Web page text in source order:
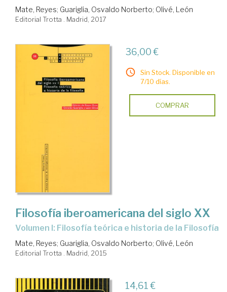
Mate, Reyes; Guariglia, Osvaldo Norberto; Olivé, León
Editorial Trotta . Madrid, 2017
36,00 €
Sin Stock. Disponible en
7/10 días.
COMPRAR
Filosofía iberoamericana del siglo XX
Volumen I: Filosofía teórica e historia de la Filosofía
Mate, Reyes; Guariglia, Osvaldo Norberto; Olivé, León
Editorial Trotta . Madrid, 2015
14,61 €